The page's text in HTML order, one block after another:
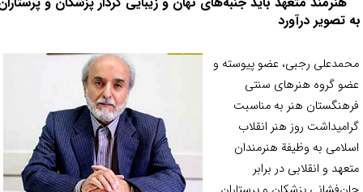
تصویر درآورد
رجبی، عضو پیوسته و
گروه هنرهای سنتی
هنر به مناسبت
روز هنر انقلاب
به وظیفة هنرمندان
و انقلابی در برابر